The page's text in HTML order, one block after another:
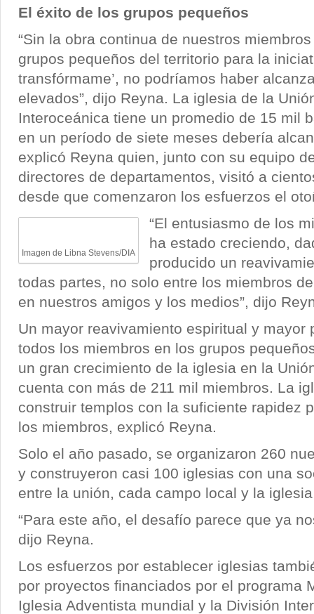
El éxito de los grupos pequeños
“Sin la obra continua de nuestros
grupos pequeños del territorio para la
transfórmame’, no podríamos haber
elevados”, dijo Reyna. La iglesia de la
Interoceánica tiene un promedio de 15 mil
en un período de siete meses debería
explicó Reyna quien, junto con su equipo
directores de departamentos, visitó a
desde que comenzaron los esfuerzos el
Imagen de Libna Stevens/DIA
“El entusiasmo de los
ha estado creciendo,
producido un
todas partes, no solo entre los miembros
en nuestros amigos y los medios”, dijo
Un mayor reavivamiento espiritual y mayor
todos los miembros en los grupos
un gran crecimiento de la iglesia en la
cuenta con más de 211 mil miembros. La
construir templos con la suficiente rapidez
los miembros, explicó Reyna.
Solo el año pasado, se organizaron 260
y construyeron casi 100 iglesias con una
entre la unión, cada campo local y la
“Para este año, el desafío parece que ya
dijo Reyna.
Los esfuerzos por establecer iglesias
por proyectos financiados por el programa
Iglesia Adventista mundial y la División